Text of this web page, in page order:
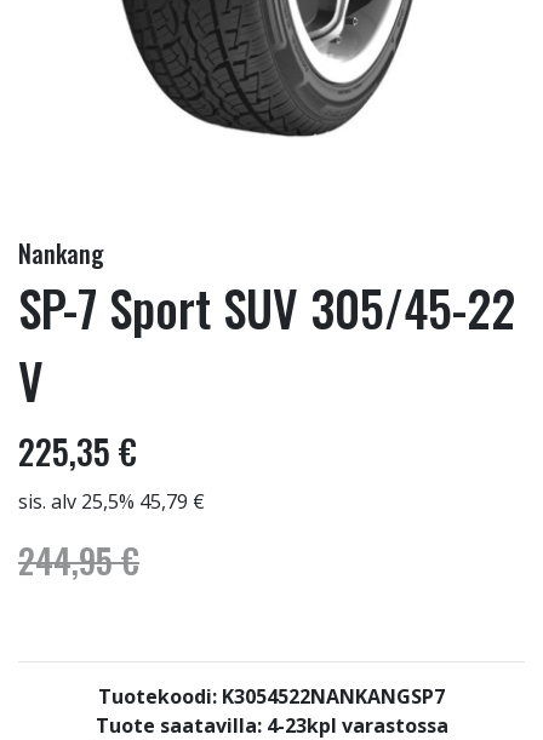
Nankang
SP-7 Sport SUV 305/45-22
V
225,35 €
sis. alv 25,5% 45,79 €
244,95 €
Tuotekoodi: K3054522NANKANGSP7
Tuote saatavilla: 4-23kpl varastossa